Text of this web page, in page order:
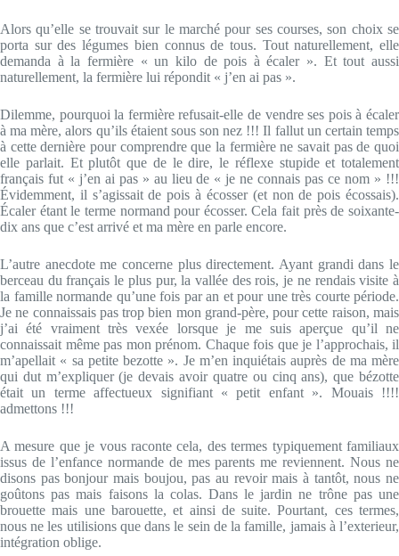
Alors qu’elle se trouvait sur le marché pour ses courses, son choix se
porta sur des légumes bien connus de tous. Tout naturellement, elle
demanda à la fermière « un kilo de pois à écaler ». Et tout aussi
naturellement, la fermière lui répondit « j’en ai pas ».
Dilemme, pourquoi la fermière refusait-elle de vendre ses pois à écaler
à ma mère, alors qu’ils étaient sous son nez !!! Il fallut un certain temps
à cette dernière pour comprendre que la fermière ne savait pas de quoi
elle parlait. Et plutôt que de le dire, le réflexe stupide et totalement
français fut « j’en ai pas » au lieu de « je ne connais pas ce nom » !!!
Évidemment, il s’agissait de pois à écosser (et non de pois écossais).
Écaler étant le terme normand pour écosser. Cela fait près de soixante-
dix ans que c’est arrivé et ma mère en parle encore.
L’autre anecdote me concerne plus directement. Ayant grandi dans le
berceau du français le plus pur, la vallée des rois, je ne rendais visite à
la famille normande qu’une fois par an et pour une très courte période.
Je ne connaissais pas trop bien mon grand-père, pour cette raison, mais
j’ai été vraiment très vexée lorsque je me suis aperçue qu’il ne
connaissait même pas mon prénom. Chaque fois que je l’approchais, il
m’apellait « sa petite bezotte ». Je m’en inquiétais auprès de ma mère
qui dut m’expliquer (je devais avoir quatre ou cinq ans), que bézotte
était un terme affectueux signifiant « petit enfant ». Mouais !!!!
admettons !!!
A mesure que je vous raconte cela, des termes typiquement familiaux
issus de l’enfance normande de mes parents me reviennent. Nous ne
disons pas bonjour mais boujou, pas au revoir mais à tantôt, nous ne
goûtons pas mais faisons la colas. Dans le jardin ne trône pas une
brouette mais une barouette, et ainsi de suite. Pourtant, ces termes,
nous ne les utilisions que dans le sein de la famille, jamais à l’exterieur,
intégration oblige.